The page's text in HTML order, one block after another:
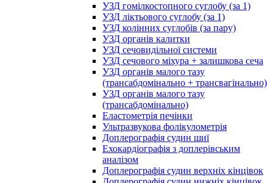
УЗД гомілкостопного суглобу (за 1)
УЗД ліктьового суглобу (за 1)
УЗД колінних суглобів (за пару)
УЗД органів калитки
УЗД сечовидільної системи
УЗД сечового міхура + залишкова сеча
УЗД органів малого тазу
(трансабдомінально + трансвагінально)
УЗД органів малого тазу
(трансабдомінально)
Еластометрія печінки
Ультразвукова фолікулометрія
Доплерографія судин шиї
Ехокардіографія з доплерівським
аналізом
Доплерографія судин верхніх кінцівок